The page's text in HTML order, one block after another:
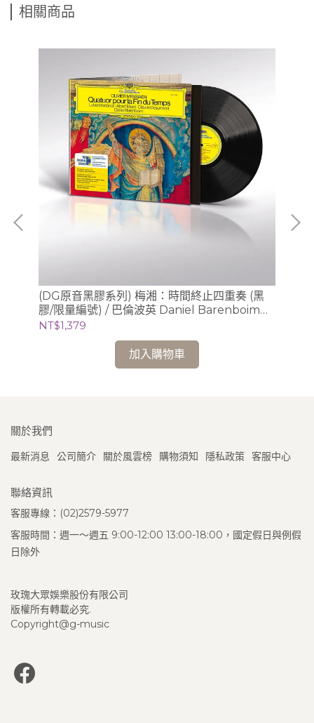
相關商品
(DG原音黑膠系列) 梅湘：時間終止四重奏 (黑
膠/限量編號) / 巴倫波英 Daniel Barenboim
(鋼琴)
NT$1,379
加入購物車
關於我們
最新消息 公司簡介 關於風雲榜 購物須知 隱私政策 客服中心
聯絡資訊
客服專線：(02)2579-5977
客服時間：週一～週五 9:00-12:00 13:00-18:00，國定假日與例假
日除外
玫瑰大眾娛樂股份有限公司
版權所有轉載必究.
Copyright@g-music